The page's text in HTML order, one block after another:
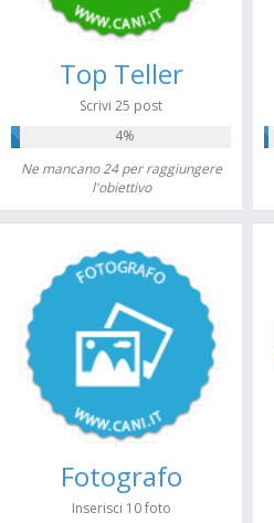
Top Teller
Scrivi 25 post
4%
Ne mancano 24 per raggiungere
l'obiettivo
Fotografo
Inserisci 10 foto